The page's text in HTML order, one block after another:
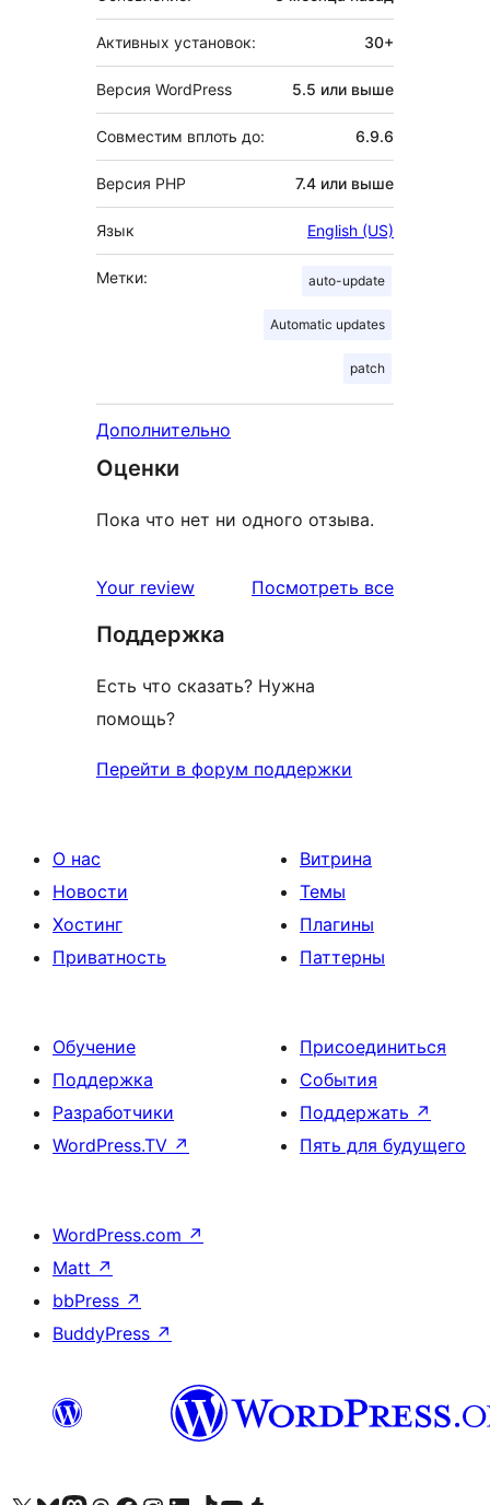
Активных установок: 30+
Версия WordPress 5.5 или выше
Совместим вплоть до: 6.9.6
Версия PHP 7.4 или выше
Язык English (US)
Метки: auto-update
Automatic updates
patch
Дополнительно
Оценки
Пока что нет ни одного отзыва.
Your review Посмотреть всеотзывы
Поддержка
Есть что сказать? Нужна
помощь?
Перейти в форум поддержки
О нас
Новости
Хостинг
Приватность
Витрина
Темы
Плагины
Паттерны
Обучение
Поддержка
Разработчики
WordPress.TV ↗
Присоединиться
События
Поддержать ↗
Пять для будущего
WordPress.com ↗
Matt ↗
bbPress ↗
BuddyPress ↗